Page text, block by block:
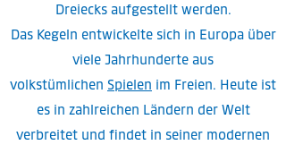
Dreiecks aufgestellt werden.
Das Kegeln entwickelte sich in Europa über
viele Jahrhunderte aus
volkstümlichen Spielen im Freien. Heute ist
es in zahlreichen Ländern der Welt
verbreitet und findet in seiner modernen